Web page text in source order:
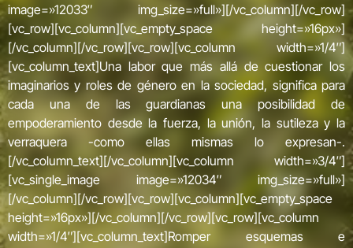
image=»12033″ img_size=»full»][/vc_column][/vc_row]
[vc_row][vc_column][vc_empty_space height=»16px»]
[/vc_column][/vc_row][vc_row][vc_column width=»1/4″]
[vc_column_text]Una labor que más allá de cuestionar los
imaginarios y roles de género en la sociedad, significa para
cada una de las guardianas una posibilidad de
empoderamiento desde la fuerza, la unión, la sutileza y la
verraquera -como ellas mismas lo expresan-.
[/vc_column_text][/vc_column][vc_column width=»3/4″]
[vc_single_image image=»12034″ img_size=»full»]
[/vc_column][/vc_row][vc_row][vc_column][vc_empty_space
height=»16px»][/vc_column][/vc_row][vc_row][vc_column
width=»1/4″][vc_column_text]Romper esquemas e